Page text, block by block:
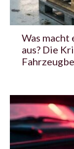
Was
aus? Die